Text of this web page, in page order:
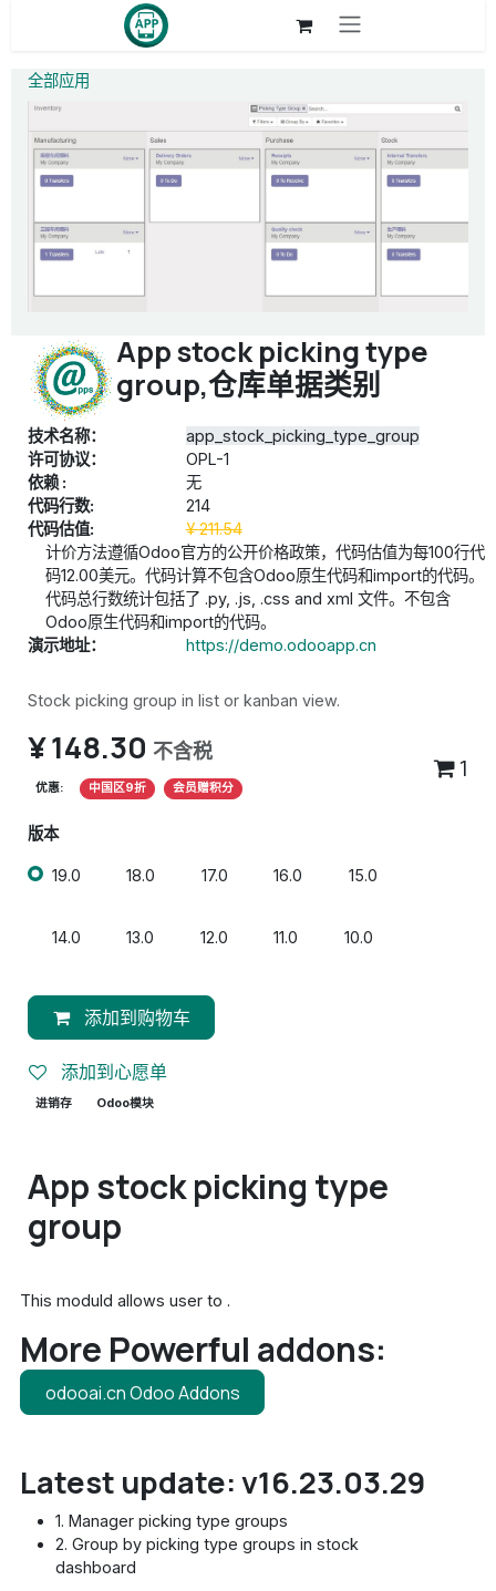
全部应用
App stock picking type
group,仓库单据类别
技术名称：
app_stock_picking_type_group
许可协议：
OPL-1
依赖 :
无
代码行数:
214
代码估值:
¥211.54
计价方法遵循Odoo官方的公开价格政策，代码估值为每100行代
码12.00美元。代码计算不包含Odoo原生代码和import的代码。
代码总行数统计包括了 .py, .js, .css and xml 文件。不包含
Odoo原生代码和import的代码。
演示地址：
https://demo.odooapp.cn
Stock picking group in list or kanban view.
¥148.30 不含税
优惠: 中国区9折 会员赠积分
1
版本
19.0 18.0 17.0 16.0 15.0
14.0 13.0 12.0 11.0 10.0
添加到购物车
添加到心愿单
进销存 Odoo模块
App stock picking type
group
This moduld allows user to .
More Powerful addons:
odooai.cn Odoo Addons
Latest update: v16.23.03.29
1. Manager picking type groups
2. Group by picking type groups in stock
dashboard